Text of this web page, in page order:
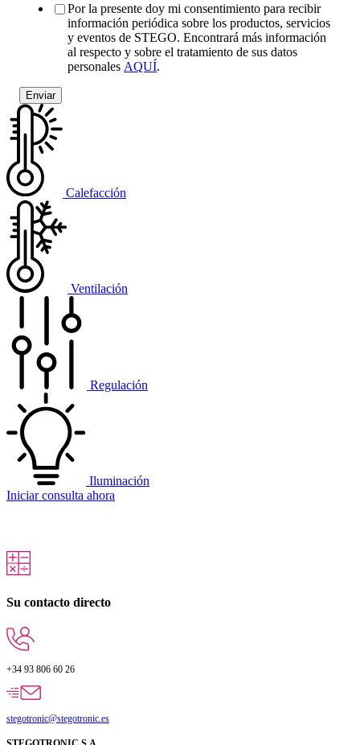
Por la presente doy mi consentimiento para recibir
información periódica sobre los productos, servicios
y eventos de STEGO. Encontrará más información
al respecto y sobre el tratamiento de sus datos
personales AQUÍ.
Calefacción
Ventilación
Regulación
Iluminación
Iniciar consulta ahora
Su contacto directo
+34 93 806 60 26
stegotronic@stegotronic.es